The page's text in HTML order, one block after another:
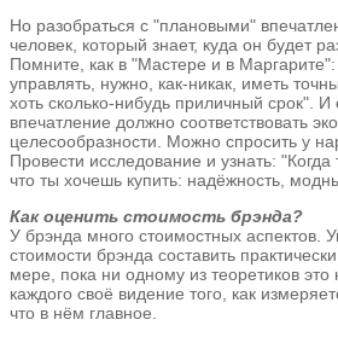
Но разобраться с "плановыми"
человек, который знает, куда он будет
Помните, как в "Мастере и в
управлять, нужно, как-никак, иметь
хоть сколько-нибудь приличный срок".
впечатление должно соответствовать
целесообразности. Можно спросить у
Провести исследование и узнать:
что ты хочешь купить: надёжность,
Как оценить стоимость брэнда?
У брэнда много стоимостных аспектов.
стоимости брэнда составить
мере, пока ни одному из теоретиков это
каждого своё видение того, как
что в нём главное.